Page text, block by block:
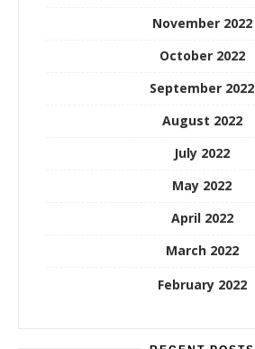
November 2022
October 2022
September 2022
August 2022
July 2022
May 2022
April 2022
March 2022
February 2022